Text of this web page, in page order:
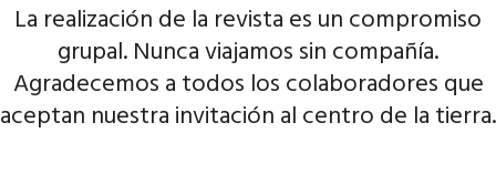
La realización de la revista es un compromiso
grupal. Nunca viajamos sin compañía.
Agradecemos a todos los colaboradores que
aceptan nuestra invitación al centro de la tierra.